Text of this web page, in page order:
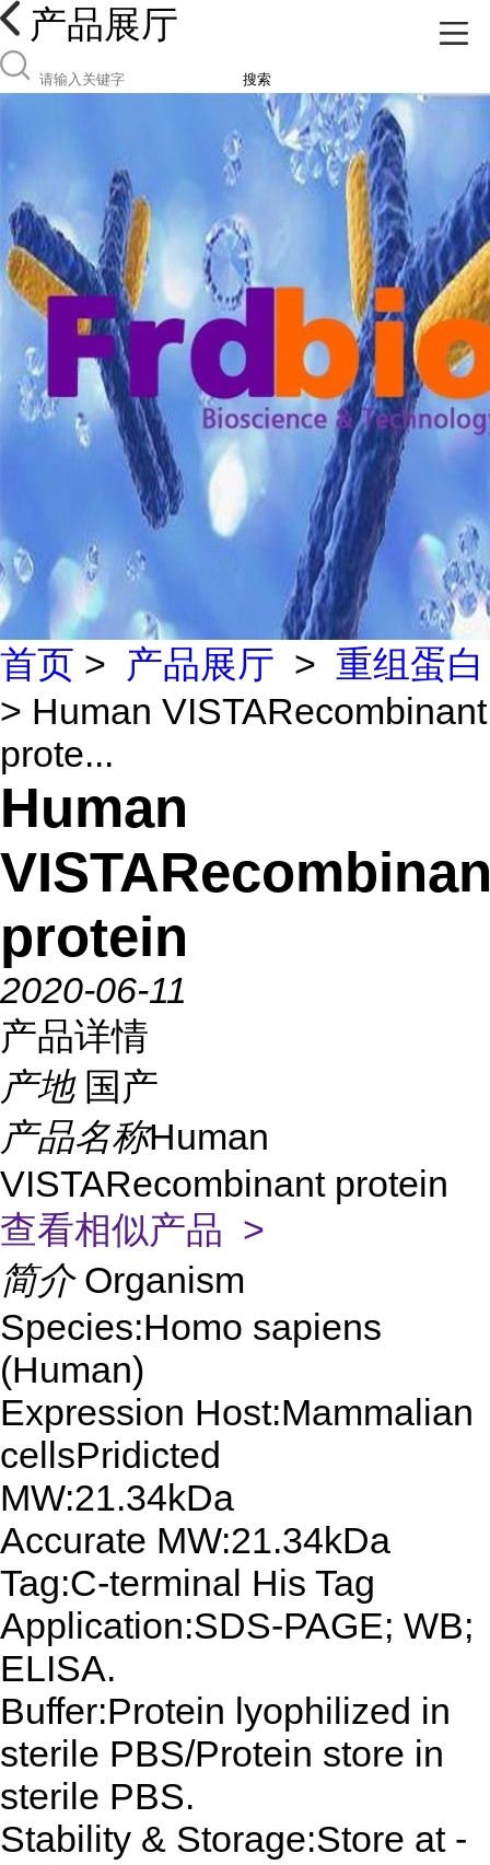
产品展厅
搜索
首页 > 产品展厅 > 重组蛋白
> Human VISTARecombinant
prote...
Human
protein
2020-06-11
产品详情
产地 国产
产品名称Human
VISTARecombinant protein
查看相似产品 >
简介 Organism
Species:Homo sapiens
(Human)
Expression Host:Mammalian
cellsPridicted
MW:21.34kDa
Accurate MW:21.34kDa
Tag:C-terminal His Tag
Application:SDS-PAGE; WB;
ELISA.
Buffer:Protein lyophilized in
sterile PBS/Protein store in
sterile PBS.
Stability & Storage:Store at -